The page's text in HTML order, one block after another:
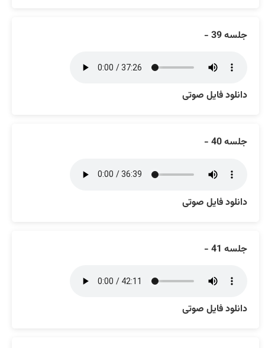
جلسه 39 -
دانلود فایل صوتی
جلسه 40 -
دانلود فایل صوتی
جلسه 41 -
دانلود فایل صوتی